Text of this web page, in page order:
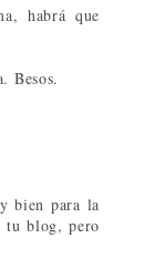
habrá que
Besos.
bien para la
tu blog, pero